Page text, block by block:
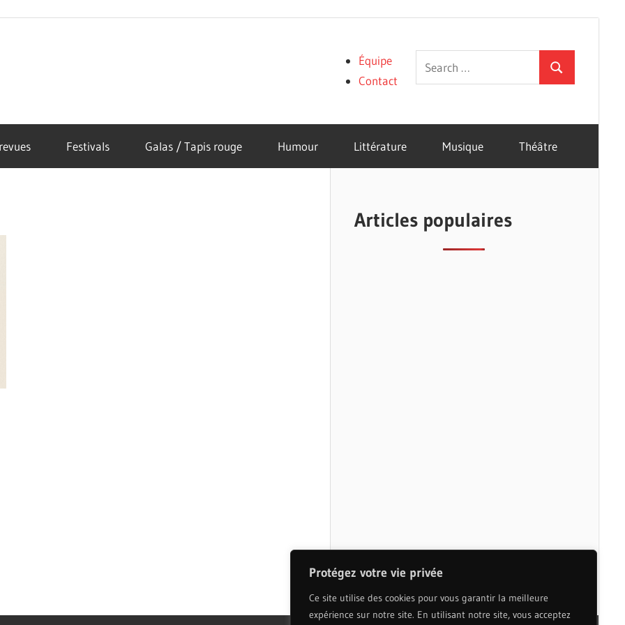
Protégez votre vie privée
Ce site utilise des cookies pour vous garantir la meilleure
expérience sur notre site. En utilisant notre site, vous acceptez
Search
for:
Search
Équipe
Contact
Festivals Galas / Tapis rouge Humour Littérature Musique Théâtre
Articles populaires